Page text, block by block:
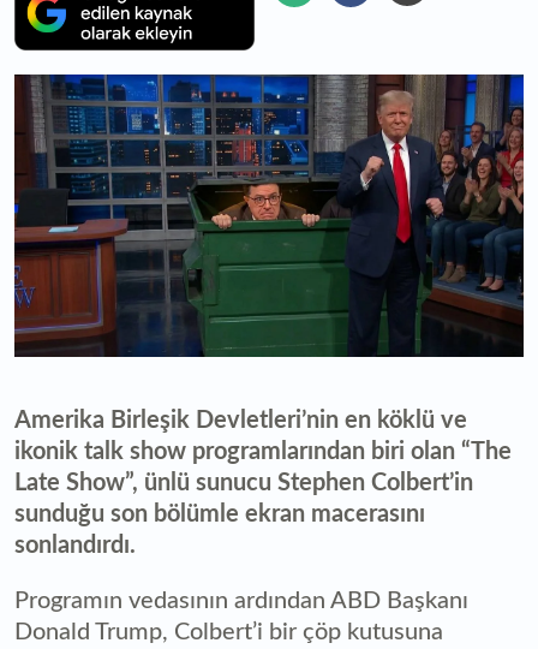
Amerika Birleşik Devletleri’nin en köklü ve
ikonik talk show programlarından biri olan “The
Late Show”, ünlü sunucu Stephen Colbert’in
sunduğu son bölümle ekran macerasını
sonlandırdı.
Programın vedasının ardından ABD Başkanı
Donald Trump, Colbert’i bir çöp kutusuna